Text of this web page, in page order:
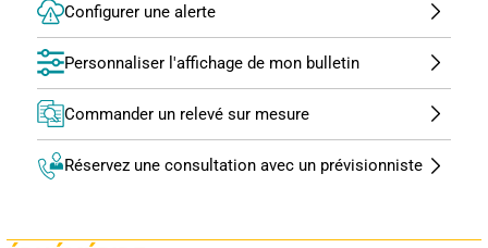
Configurer une alerte
Personnaliser l'affichage de mon bulletin
Commander un relevé sur mesure
Réservez une consultation avec un prévisionniste